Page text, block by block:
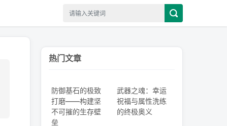
热门文章
防御基石的极致
打磨——构建坚
不可摧的生存壁
垒
武器之魂：幸运
祝福与属性洗练
的终极奥义